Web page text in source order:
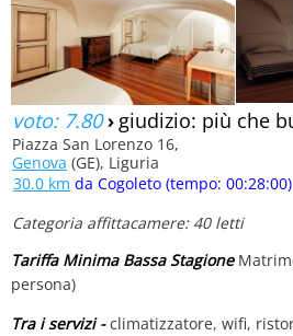
voto: 7.80› giudizio: più che
Piazza San Lorenzo 16,
Genova (GE), Liguria
30.0 km da Cogoleto (tempo: 00:28:00)
Categoria affittacamere: 40 letti
Tariffa Minima Bassa Stagione
persona)
Tra i servizi -climatizzatore, wifi,